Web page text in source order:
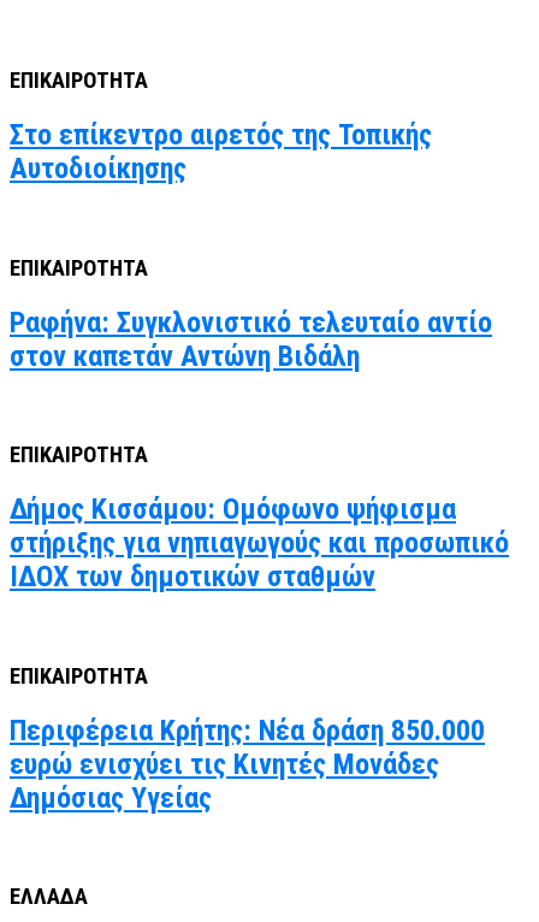
ΕΠΙΚΑΙΡΟΤΗΤΑ
Στο επίκεντρο αιρετός της Τοπικής
Αυτοδιοίκησης
ΕΠΙΚΑΙΡΟΤΗΤΑ
Ραφήνα: Συγκλονιστικό τελευταίο αντίο
στον καπετάν Αντώνη Βιδάλη
ΕΠΙΚΑΙΡΟΤΗΤΑ
Δήμος Κισσάμου: Ομόφωνο ψήφισμα
στήριξης για νηπιαγωγούς και προσωπικό
ΙΔΟΧ των δημοτικών σταθμών
ΕΠΙΚΑΙΡΟΤΗΤΑ
Περιφέρεια Κρήτης: Νέα δράση 850.000
ευρώ ενισχύει τις Κινητές Μονάδες
Δημόσιας Υγείας
ΕΛΛΑΔΑ